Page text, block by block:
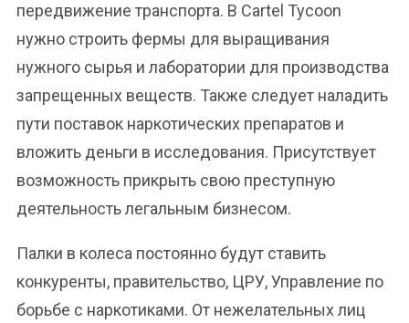
передвижение транспорта. В Cartel Tycoon
нужно строить фермы для выращивания
нужного сырья и лаборатории для производства
запрещенных веществ. Также следует наладить
пути поставок наркотических препаратов и
вложить деньги в исследования. Присутствует
возможность прикрыть свою преступную
деятельность легальным бизнесом.
Палки в колеса постоянно будут ставить
конкуренты, правительство, ЦРУ, Управление по
борьбе с наркотиками. От нежелательных лиц